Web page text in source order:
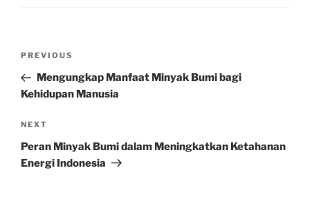
Previous
Post
PREVIOUS
Mengungkap Manfaat Minyak Bumi bagi
Kehidupan Manusia
Next
Post
NEXT
Peran Minyak Bumi dalam Meningkatkan Ketahanan
Energi Indonesia